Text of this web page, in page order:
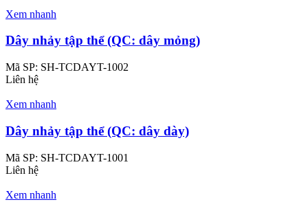
Xem nhanh
Dây nhảy tập thể (QC: dây mỏng)
Mã SP: SH-TCDAYT-1002
Liên hệ
Xem nhanh
Dây nhảy tập thể (QC: dây dày)
Mã SP: SH-TCDAYT-1001
Liên hệ
Xem nhanh